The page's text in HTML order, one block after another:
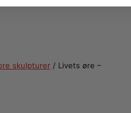
skulpturer/ Livets øre –